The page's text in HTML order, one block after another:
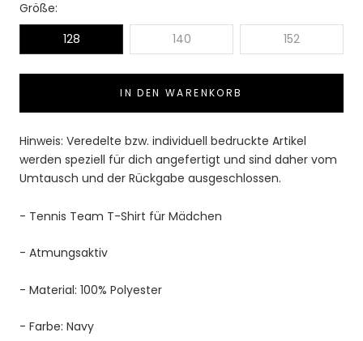
Größe:
128
140 152
IN DEN WARENKORB
Hinweis: Veredelte bzw. individuell bedruckte Artikel
werden speziell für dich angefertigt und sind daher vom
Umtausch und der Rückgabe ausgeschlossen.
- Tennis Team T-Shirt für Mädchen
- Atmungsaktiv
- Material: 100% Polyester
- Farbe: Navy